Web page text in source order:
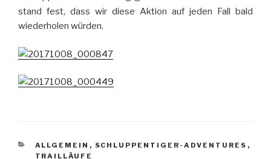
stand fest, dass wir diese Aktion auf jeden Fall bald
wiederholen würden.
KATEGORIEN
ALLGEMEIN , SCHLUPPENTIGER-ADVENTURES ,
TRAILLÄUFE